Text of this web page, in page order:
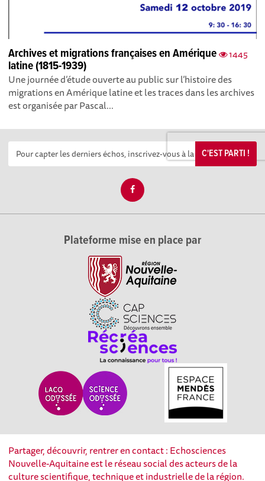
1445
Archives et migrations françaises en Amérique
latine (1815-1939)
Une journée d’étude ouverte au public sur l’histoire des
migrations en Amérique latine et les traces dans les archives
est organisée par Pascal...
C'EST PARTI !
Plateforme mise en place par
Partager, découvrir, rentrer en contact : Echosciences
Nouvelle-Aquitaine est le réseau social des acteurs de la
culture scientifique, technique et industrielle de la région.